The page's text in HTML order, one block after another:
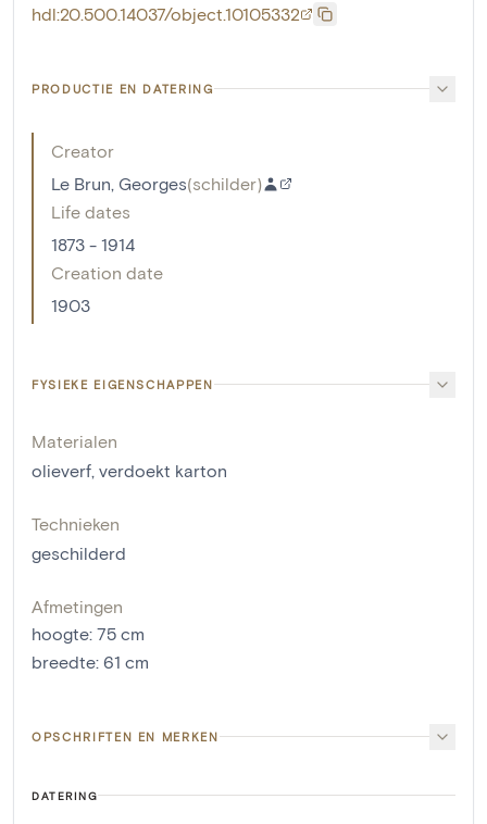
hdl:20.500.14037/object.10105332
PRODUCTIE EN DATERING
Creator
Le Brun, Georges(schilder)
Life dates
1873 - 1914
Creation date
1903
FYSIEKE EIGENSCHAPPEN
Materialen
olieverf, verdoekt karton
Technieken
geschilderd
Afmetingen
hoogte: 75 cm
breedte: 61 cm
OPSCHRIFTEN EN MERKEN
DATERING